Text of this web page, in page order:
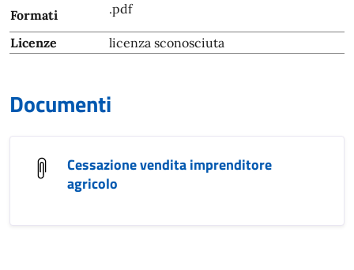
Formati
.pdf
Licenze licenza sconosciuta
Documenti
Cessazione vendita imprenditore
agricolo